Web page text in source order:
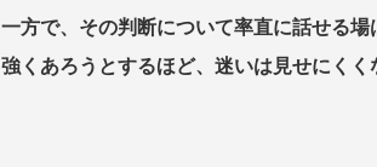
一方で、その判断について率直に話せる場
強くあろうとするほど、迷いは見せにくく